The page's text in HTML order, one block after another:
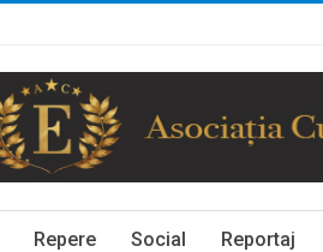
Repere Social Reportaj